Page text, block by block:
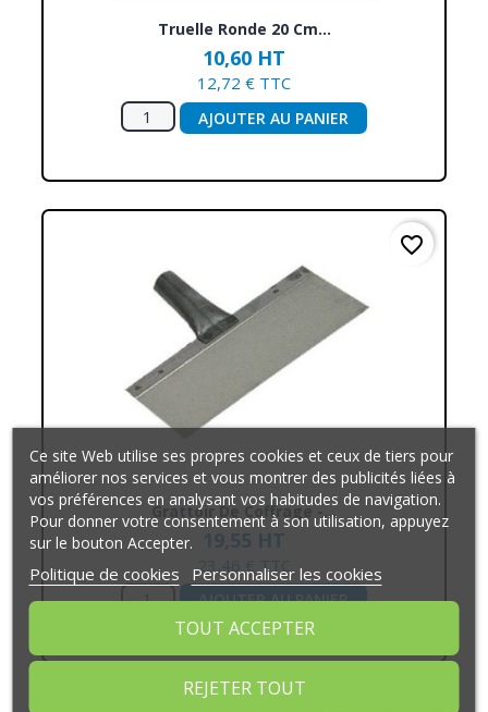
Truelle Ronde 20 Cm...
10,60 HT
12,72 € TTC
AJOUTER AU PANIER
Grattoir De Coffrage -...
19,55 HT
23,46 € TTC
AJOUTER AU PANIER
favorite_border
Ce site Web utilise ses propres cookies et ceux de tiers pour
améliorer nos services et vous montrer des publicités liées à
vos préférences en analysant vos habitudes de navigation.
Pour donner votre consentement à son utilisation, appuyez
sur le bouton Accepter.
Politique de cookies Personnaliser les cookies
REJETER TOUT
TOUT ACCEPTER